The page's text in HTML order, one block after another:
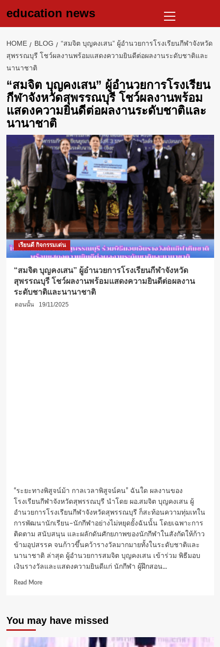
education news
Menu
HOME BLOG
“สมจิต บุญคงเสน” ผู้อำนวยการโรงเรียนกีฬาจังหวัด
สุพรรณบุรี โชว์ผลงานพร้อมแสดงความยินดีต่อผลงานระดับชาติและ
นานาชาติ
“สมจิต บุญคงเสน” ผู้อำนวยการโรงเรียน
กีฬาจังหวัดสุพรรณบุรี โชว์ผลงานพร้อม
แสดงความยินดีต่อผลงานระดับชาติและ
นานาชาติ
เรียนดี กิจกรรมเด่น
“สมจิต บุญคงเสน” ผู้อำนวยการโรงเรียนกีฬาจังหวัด
สุพรรณบุรี โชว์ผลงานพร้อมแสดงความยินดีต่อผลงาน
ระดับชาติและนานาชาติ
ตอนนั้น 19/11/2025
“ระยะทางพิสูจน์ม้า กาลเวลาพิสูจน์คน” ฉันใด ผลงานของ
โรงเรียนกีฬาจังหวัดสุพรรณบุรี นำโดย ผอ.สมจิต บุญคงเสน ผู้
อำนวยการโรงเรียนกีฬาจังหวัดสุพรรณบุรี ก็สะท้อนความทุ่มเทใน
การพัฒนานักเรียน–นักกีฬาอย่างไม่หยุดยั้งฉันนั้น โดยเฉพาะการ
ติดตาม สนับสนุน และผลักดันศักยภาพของนักกีฬาในสังกัดให้ก้าว
ข้ามอุปสรรค จนก้าวขึ้นคว้ารางวัลมากมายทั้งในระดับชาติและ
นานาชาติ ล่าสุด ผู้อำนวยการสมจิต บุญคงเสน เข้าร่วม พิธีมอบ
เงินรางวัลและแสดงความยินดีแก่ นักกีฬา ผู้ฝึกสอน...
Read MoreRead
บุญ
คง
เสน”
You may have missed